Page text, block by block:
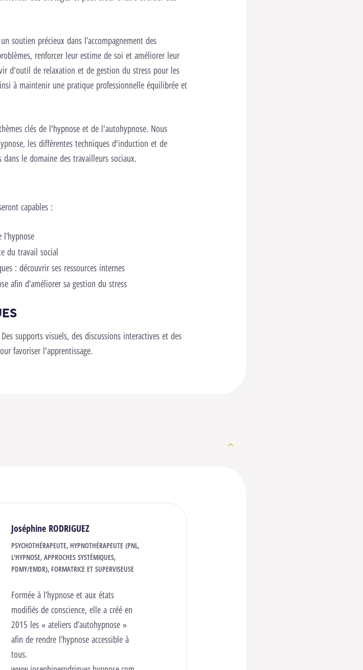
soutien précieux dans l’accompagnement des
renforcer leur estime de soi et améliorer leur
d'outil de relaxation et de gestion du stress pour les
à maintenir une pratique professionnelle équilibrée et
clés de l'hypnose et de l'autohypnose. Nous
les différentes techniques d'induction et de
le domaine des travailleurs sociaux.
capables :
du travail social
: découvrir ses ressources internes
afin d’améliorer sa gestion du stress
supports visuels, des discussions interactives et des
favoriser l'apprentissage.
Joséphine RODRIGUEZ
PSYCHOTHÉRAPEUTE, HYPNOTHÉRAPEUTE (PNL,
L'HYPNOSE, APPROCHES SYSTÉMIQUES,
PDMY/EMDR), FORMATRICE ET SUPERVISEUSE
Formée à l’hypnose et aux états
modifiés de conscience, elle a créé en
2015 les « ateliers d’autohypnose »
afin de rendre l’hypnose accessible à
tous.